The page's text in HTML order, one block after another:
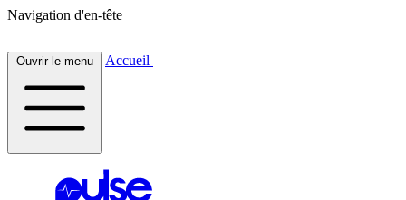
Navigation d'en-tête
Ouvrir le menu Accueil